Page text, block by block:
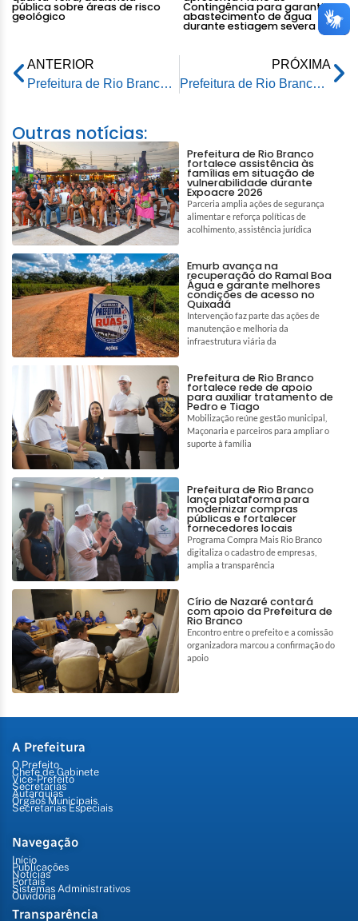
pública sobre áreas de risco
geológico
Contingência para garantir
abastecimento de água
durante estiagem severa
ANTERIOR
Prefeitura de Rio Branco realiza entrega de kits para famílias que vivem em áreas de risco
PRÓXIMA
Prefeitura de Rio Branco realiza palestra sobre prevenção ao câncer de mama em alusão ao Dia do Servidor
Outras notícias:
Prefeitura de Rio Branco
fortalece assistência às
famílias em situação de
vulnerabilidade durante
Expoacre 2026
Parceria amplia ações de segurança
alimentar e reforça políticas de
acolhimento, assistência jurídica
Emurb avança na
recuperação do Ramal Boa
Água e garante melhores
condições de acesso no
Quixadá
Intervenção faz parte das ações de
manutenção e melhoria da
infraestrutura viária da
Prefeitura de Rio Branco
fortalece rede de apoio
para auxiliar tratamento de
Pedro e Tiago
Mobilização reúne gestão municipal,
Maçonaria e parceiros para ampliar o
suporte à família
Prefeitura de Rio Branco
lança plataforma para
modernizar compras
públicas e fortalecer
fornecedores locais
Programa Compra Mais Rio Branco
digitaliza o cadastro de empresas,
amplia a transparência
Círio de Nazaré contará
com apoio da Prefeitura de
Rio Branco
Encontro entre o prefeito e a comissão
organizadora marcou a confirmação do
apoio
A Prefeitura
O Prefeito
Chefe de Gabinete
Vice-Prefeito
Secretarias
Autarquias
Órgãos Municipais
Secretarias Especiais
Navegação
Início
Publicações
Notícias
Portais
Sistemas Administrativos
Ouvidoria
Transparência